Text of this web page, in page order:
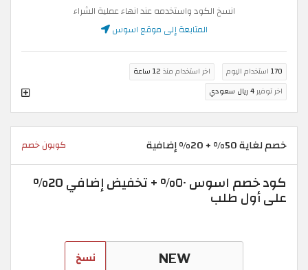
انسخ الكود واستخدمه عند انهاء عملية الشراء
المتابعة إلى موقع اسوس
170 استخدام اليوم اخر استخدام منذ 12 ساعة
اخر توفير4 ريال سعودي
خصم لغاية 50% + 20% إضافية كوبون خصم
كود خصم اسوس ٥٠% + تخفيض إضافي 20%
على أول طلب
نسخ